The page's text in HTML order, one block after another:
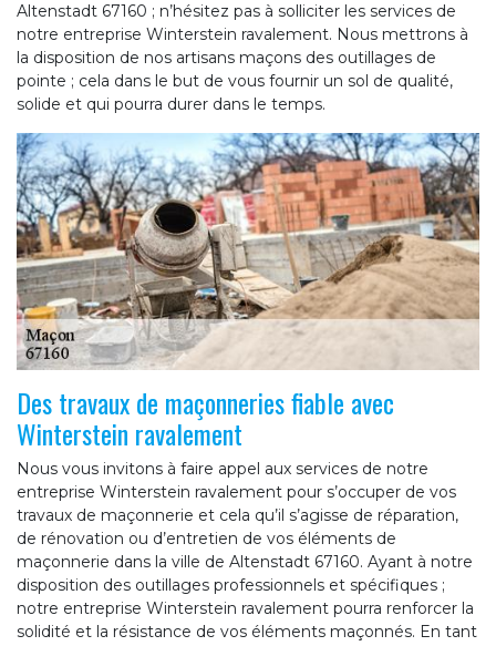
Altenstadt 67160 ; n’hésitez pas à solliciter les services de
notre entreprise Winterstein ravalement. Nous mettrons à
la disposition de nos artisans maçons des outillages de
pointe ; cela dans le but de vous fournir un sol de qualité,
solide et qui pourra durer dans le temps.
Des travaux de maçonneries fiable avec
Winterstein ravalement
Nous vous invitons à faire appel aux services de notre
entreprise Winterstein ravalement pour s’occuper de vos
travaux de maçonnerie et cela qu’il s’agisse de réparation,
de rénovation ou d’entretien de vos éléments de
maçonnerie dans la ville de Altenstadt 67160. Ayant à notre
disposition des outillages professionnels et spécifiques ;
notre entreprise Winterstein ravalement pourra renforcer la
solidité et la résistance de vos éléments maçonnés. En tant